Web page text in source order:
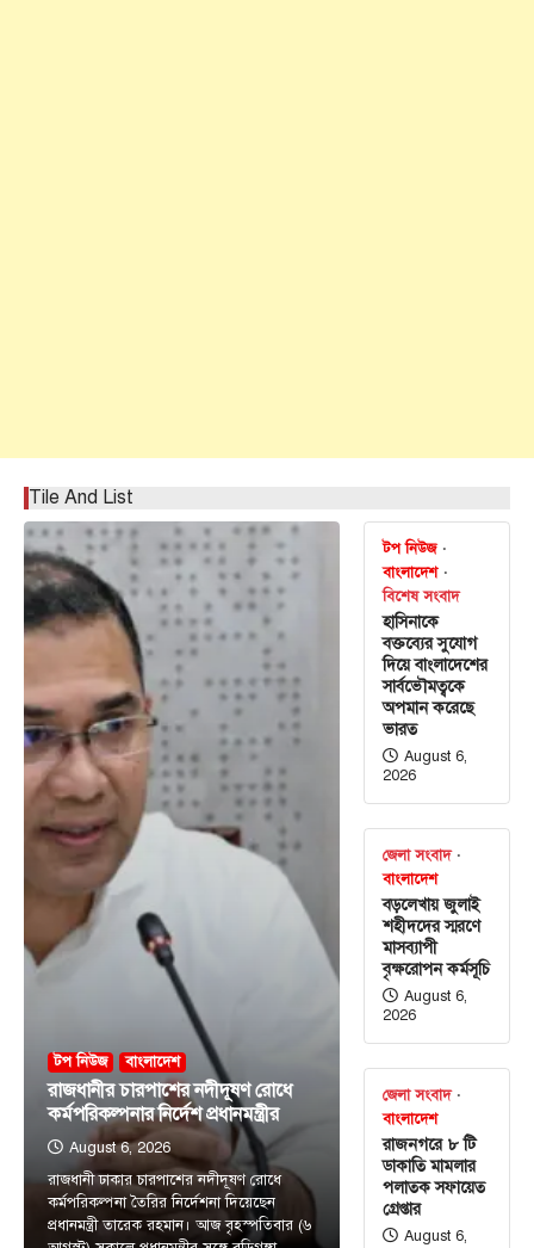
Tile And List
টপ নিউজ বাংলাদেশ
রাজধানীর চারপাশের নদীদূষণ রোধে
কর্মপরিকল্পনার নির্দেশ প্রধানমন্ত্রীর
August 6, 2026
রাজধানী ঢাকার চারপাশের নদীদূষণ রোধে
কর্মপরিকল্পনা তৈরির নির্দেশনা দিয়েছেন
প্রধানমন্ত্রী তারেক রহমান। আজ বৃহস্পতিবার (৬
টপ নিউজ
বাংলাদেশ
বিশেষ সংবাদ
হাসিনাকে
বক্তব্যের সুযোগ
দিয়ে বাংলাদেশের
সার্বভৌমত্বকে
অপমান করেছে
ভারত
August 6,
2026
জেলা সংবাদ
বাংলাদেশ
বড়লেখায় জুলাই
শহীদদের স্মরণে
মাসব্যাপী
বৃক্ষরোপন কর্মসূচি
August 6,
2026
জেলা সংবাদ
বাংলাদেশ
রাজনগরে ৮ টি
ডাকাতি মামলার
পলাতক সফায়েত
গ্রেপ্তার
August 6,
টপ নিউজ বাণিজ্য / অর্থনীতি বাংলাদেশ
সোনার দাম ভরিতে একলাফে বাড়ল ৯,৮৫৬
টাকা
August 6, 2026